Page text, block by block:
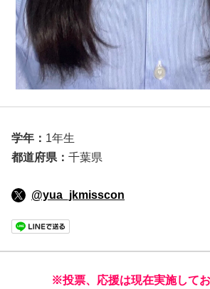
学年： 1年生
都道府県： 千葉県
@yua_jkmisscon
※投票、応援は現在実施してお